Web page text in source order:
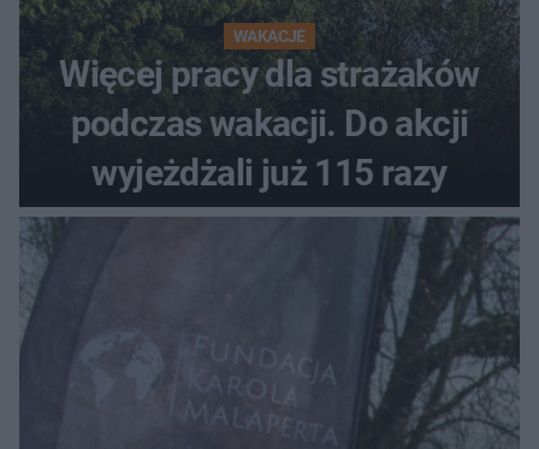
WAKACJE
Więcej pracy dla strażaków
podczas wakacji. Do akcji
wyjeżdżali już 115 razy